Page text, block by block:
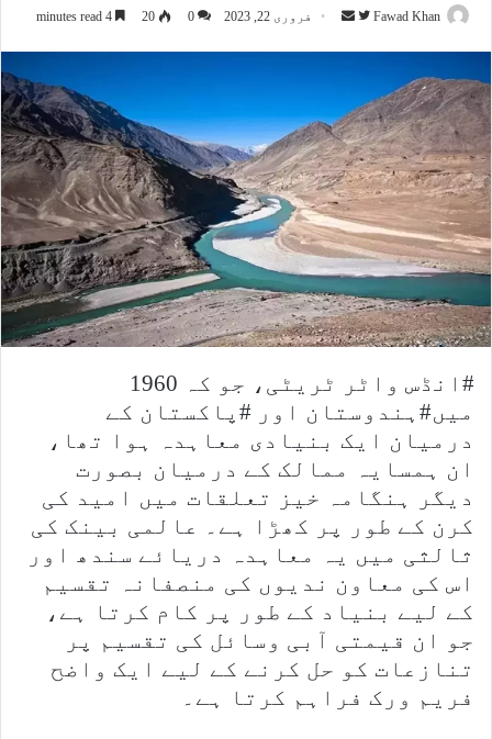
Fawad Khan
F
o
w
o
n
T
w
i
t
t
r
a
n
e
m
a
i
l
فروری 22, 2023 0
20
#انڈس واٹر ٹریٹی، جو کہ 1960
میں#ہندوستان اور #پاکستان کے
درمیان ایک بنیادی معاہدہ ہوا تھا،
ان ہمسایہ ممالک کے درمیان بصورت
دیگر ہنگامہ خیز تعلقات میں امید کی
کرن کے طور پر کھڑا ہے۔ عالمی بینک کی
ثالثی میں یہ معاہدہ دریائے سندھ اور
اس کی معاون ندیوں کی منصفانہ تقسیم
کے لیے بنیاد کے طور پر کام کرتا ہے،
جو ان قیمتی آبی وسائل کی تقسیم پر
تنازعات کو حل کرنے کے لیے ایک واضح
فریم ورک فراہم کرتا ہے۔